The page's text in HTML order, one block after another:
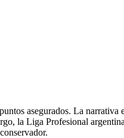
asegurados. La narrativa
la Liga Profesional